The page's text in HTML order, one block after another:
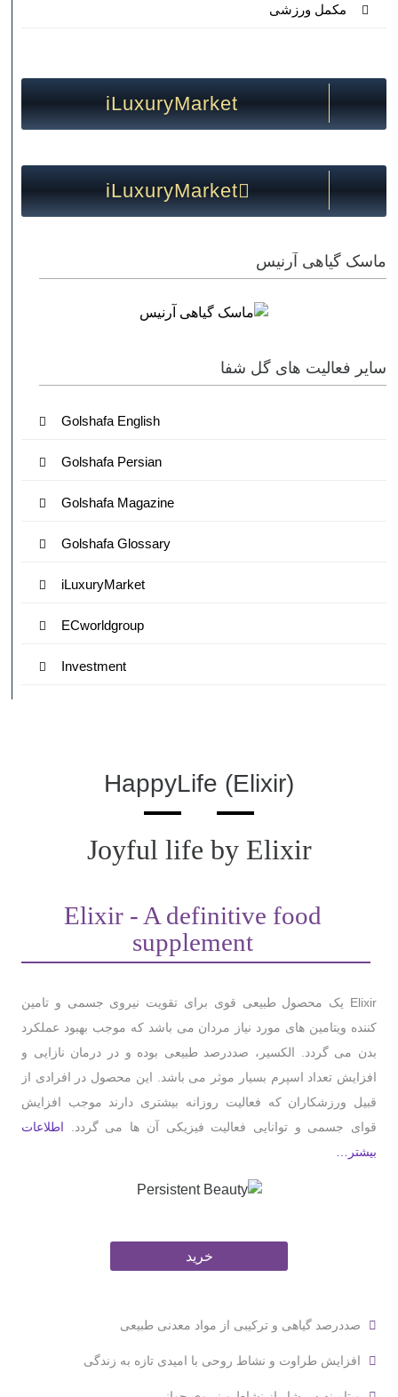
مکمل ورزشی
iLuxuryMarket
iLuxuryMarket
ماسک گیاهی آرنیس
سایر فعالیت های گل شفا
Golshafa English
Golshafa Persian
Golshafa Magazine
Golshafa Glossary
iLuxuryMarket
ECworldgroup
Investment
HappyLife (Elixir)
Joyful life by Elixir
Elixir - A definitive food
supplement
Elixir یک محصول طبیعی قوی برای تقویت نیروی جسمی و تامین
کننده ویتامین های مورد نیاز مردان می باشد که موجب بهبود عملکرد
بدن می گردد. الکسیر، صددرصد طبیعی بوده و در درمان نازایی و
افزایش تعداد اسپرم بسیار موثر می باشد. این محصول در افرادی از
قبیل ورزشکاران که فعالیت روزانه بیشتری دارند موجب افزایش
قوای جسمی و توانایی فعالیت فیزیکی آن ها می گردد. اطلاعات
بیشتر…
خرید
صددرصد گیاهی و ترکیبی از مواد معدنی طبیعی
افزایش طراوت و نشاط روحی با امیدی تازه به زندگی